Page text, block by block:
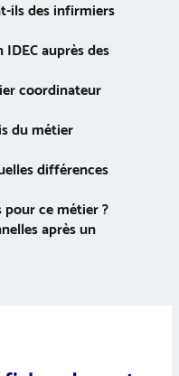
ils des infirmiers
auprès des
coordinateur
du métier
différences
ce métier ?
après un